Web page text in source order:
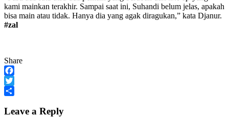
kami mainkan terakhir. Sampai saat ini, Suhandi belum jelas, apakah
bisa main atau tidak. Hanya dia yang agak diragukan,” kata Djanur.
#zal
Share
Facebook
Twitter
Leave a Reply